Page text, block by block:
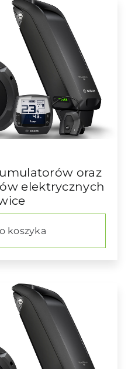
oraz
elektrycznych
koszyka